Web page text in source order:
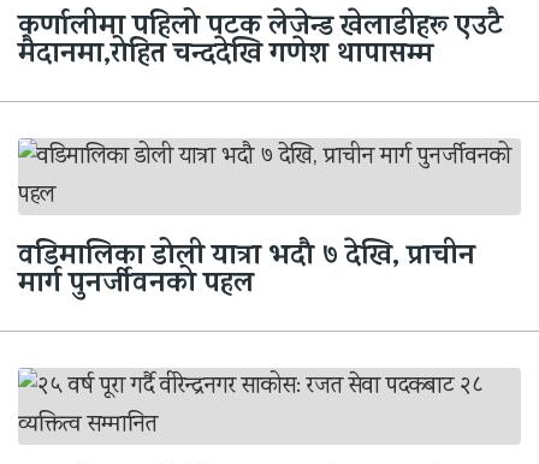
कर्णालीमा पहिलो पटक लेजेन्ड खेलाडीहरू एउटै
मैदानमा,रोहित चन्ददेखि गणेश थापासम्म
वडिमालिका डोली यात्रा भदौ ७ देखि, प्राचीन
मार्ग पुनर्जीवनको पहल